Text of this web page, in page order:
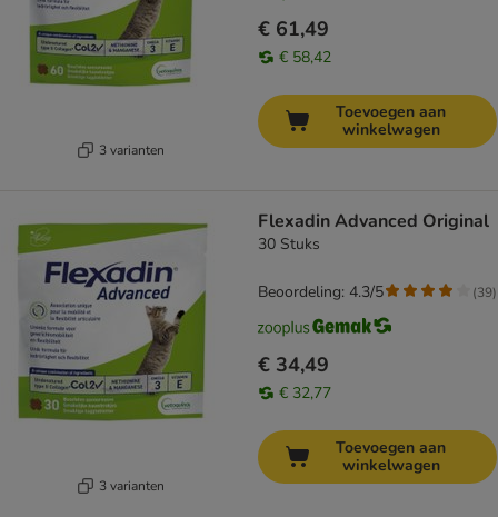
3 varianten
€ 61,49
€ 58,42
Toevoegen aan
winkelwagen
3 varianten
Flexadin Advanced Original
30 Stuks
€ 34,49
€ 32,77
Beoordeling: 4.3/5 (39)
Toevoegen aan
winkelwagen